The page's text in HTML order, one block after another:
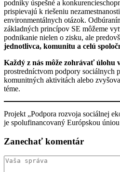
podniky úspešné a
prispievajú k riešeniu
environmentálnych otázok.
základných princípov SE môžeme
podnikanie nielen o zisku, ale
jednotlivca, komunitu a celú
Každý z nás môže zohrávať úlohu
prostredníctvom podpory sociálnych
komunitných aktivitách alebo
téme.
Projekt „Podpora rozvoja sociálnej
je spolufinancovaný Európskou
Zanechať komentár